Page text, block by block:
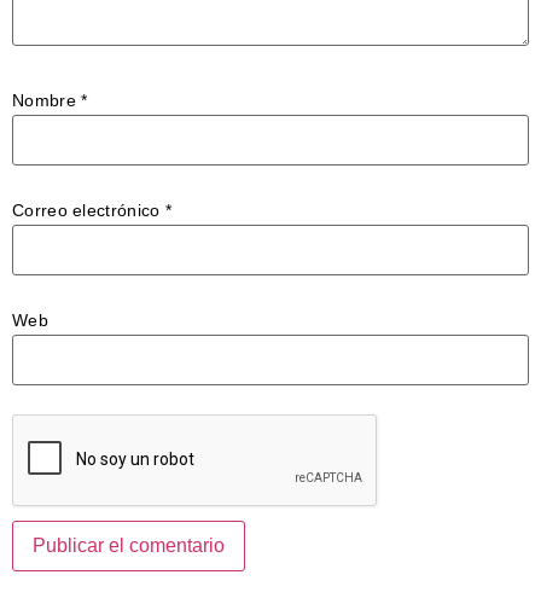
Nombre*
Correo electrónico *
Web